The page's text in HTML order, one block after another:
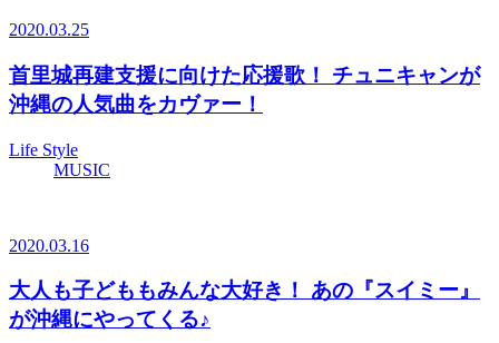
2020.03.25
首里城再建支援に向けた応援歌！ チュニキャンが
沖縄の人気曲をカヴァー！
Life Style
MUSIC
2020.03.16
大人も子どももみんな大好き！ あの『スイミー』
が沖縄にやってくる♪